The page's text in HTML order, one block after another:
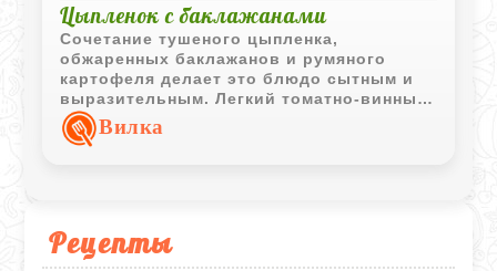
Рецепты
Цыпленок с баклажанами
Сочетание тушеного цыпленка,
обжаренных баклажанов и румяного
картофеля делает это блюдо сытным и
выразительным. Легкий томатно-винный
соус объединяет все компоненты и
придает им насыщенный вкус.
Вилка